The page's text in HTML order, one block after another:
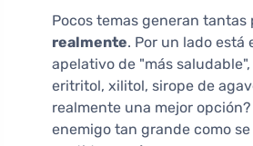
Pocos temas generan
realmente. Por un lado
apelativo de "más
eritritol, xilitol, sirope de
realmente una mejor
enemigo tan grande como